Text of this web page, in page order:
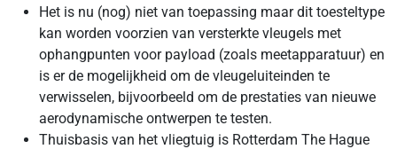
Het is nu (nog) niet van toepassing maar dit toesteltype
kan worden voorzien van versterkte vleugels met
ophangpunten voor payload (zoals meetapparatuur) en
is er de mogelijkheid om de vleugeluiteinden te
verwisselen, bijvoorbeeld om de prestaties van nieuwe
aerodynamische ontwerpen te testen.
Thuisbasis van het vliegtuig is Rotterdam The Hague